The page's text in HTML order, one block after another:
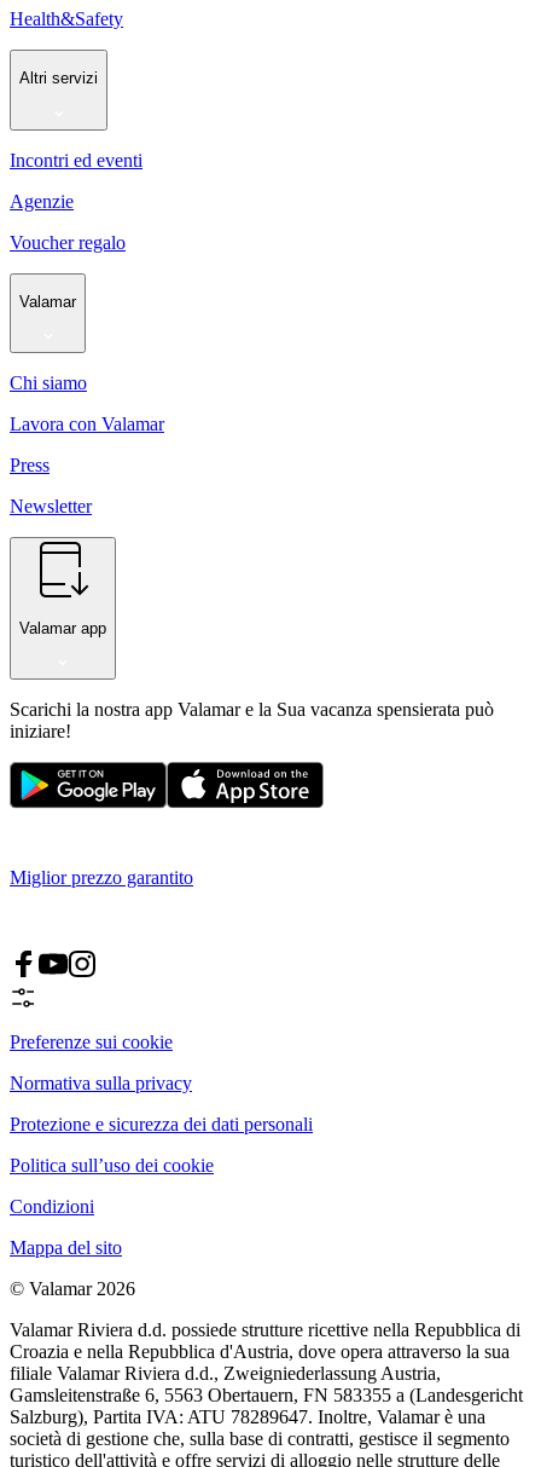
Health&Safety
Altri servizi
Incontri ed eventi
Agenzie
Voucher regalo
Valamar
Chi siamo
Lavora con Valamar
Press
Newsletter
Valamar app
Scarichi la nostra app Valamar e la Sua vacanza spensierata può
iniziare!
Miglior prezzo garantito
Preferenze sui cookie
Normativa sulla privacy
Protezione e sicurezza dei dati personali
Politica sull’uso dei cookie
Condizioni
Mappa del sito
© Valamar 2026
Valamar Riviera d.d. possiede strutture ricettive nella Repubblica di
Croazia e nella Repubblica d'Austria, dove opera attraverso la sua
filiale Valamar Riviera d.d., Zweigniederlassung Austria,
Gamsleitenstraße 6, 5563 Obertauern, FN 583355 a (Landesgericht
Salzburg), Partita IVA: ATU 78289647. Inoltre, Valamar è una
società di gestione che, sulla base di contratti, gestisce il segmento
turistico dell'attività e offre servizi di alloggio nelle strutture delle